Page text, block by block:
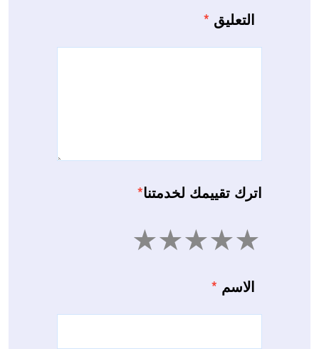
التعليق *
اترك تقييمك لخدمتنا*
4 3 2 1
الاسم *